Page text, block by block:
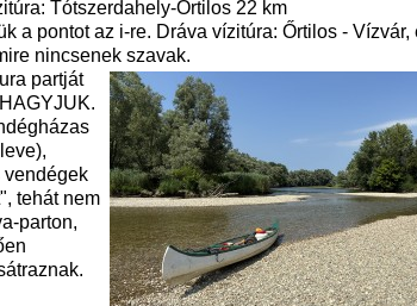
Tótszerdahely-Őrtilos 22 km
a pontot az i-re. Dráva vízitúra: Őrtilos - Vízvár,
nincsenek szavak.
partját
vendégek
tehát nem
parton,